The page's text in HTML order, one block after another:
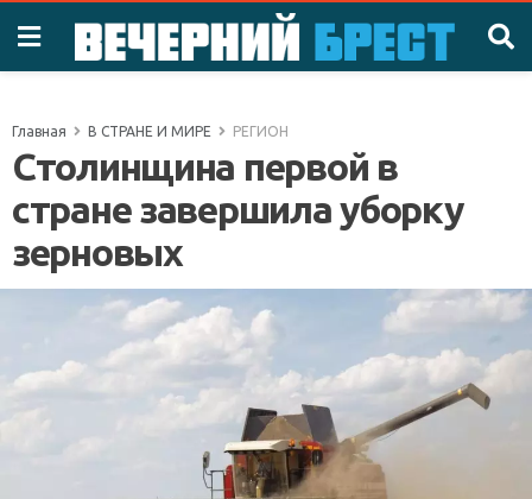
Главная В СТРАНЕ И МИРЕ РЕГИОН
Столинщина первой в
стране завершила уборку
зерновых